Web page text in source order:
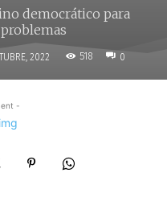
democrático para
2022 518 0
-